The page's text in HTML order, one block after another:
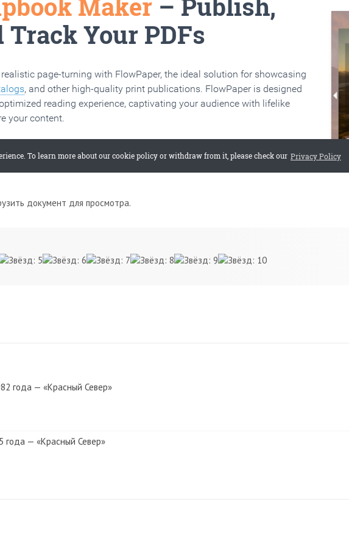
документ для просмотра.
года — «Красный Север»
года — «Красный Север»